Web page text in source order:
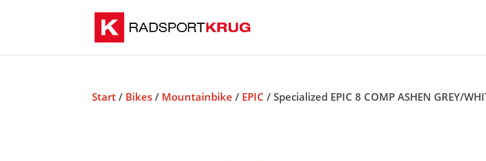
Start / Bikes / Mountainbike / EPIC / Specialized EPIC 8 COMP ASHEN GREY/